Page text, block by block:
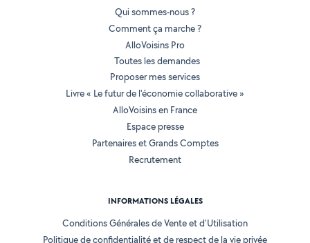
Qui sommes-nous ?
Comment ça marche ?
AlloVoisins Pro
Toutes les demandes
Proposer mes services
Livre « Le futur de l'économie collaborative »
AlloVoisins en France
Espace presse
Partenaires et Grands Comptes
Recrutement
INFORMATIONS LÉGALES
Conditions Générales de Vente et d'Utilisation
Politique de confidentialité et de respect de la vie privée